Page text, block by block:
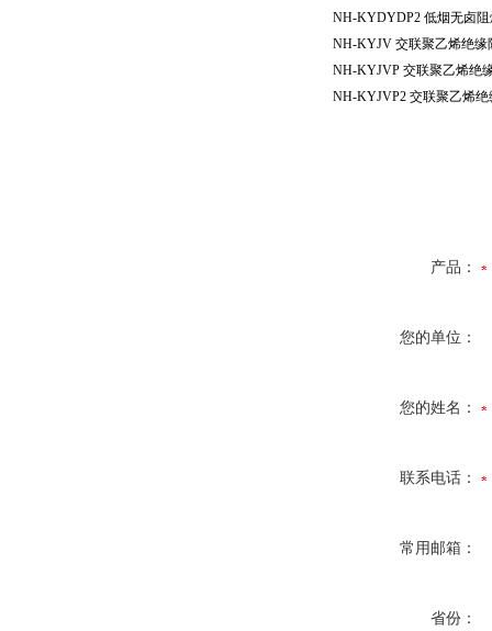
NH-KYDYDP2 低烟无卤
NH-KYJV 交联聚乙烯绝缘
NH-KYJVP 交联聚乙烯绝
NH-KYJVP2 交联聚乙烯
产品：
您的单位：
您的姓名：
联系电话：
常用邮箱：
省份：